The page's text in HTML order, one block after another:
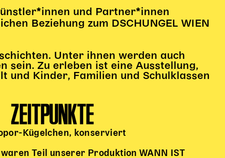
und Partner*innen
Beziehung zum DSCHUNGEL WIEN
Unter ihnen werden auch
sein. Zu erleben ist eine Ausstellung,
und Kinder, Familien und Schulklassen
ZEITPUNKTE
Kügelchen, konserviert
Teil unserer Produktion WANN IST